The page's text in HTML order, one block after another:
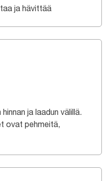
ja hävittää
ja laadun välillä.
ovat pehmeitä,